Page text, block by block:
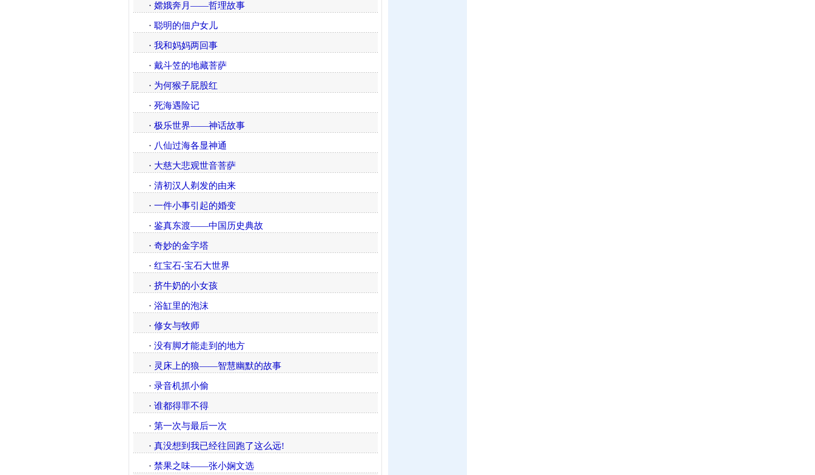
· 嫦娥奔月——哲理故事
· 聪明的佃户女儿
· 我和妈妈两回事
· 戴斗笠的地藏菩萨
· 为何猴子屁股红
· 死海遇险记
· 极乐世界——神话故事
· 八仙过海各显神通
· 大慈大悲观世音菩萨
· 清初汉人剃发的由来
· 一件小事引起的婚变
· 鉴真东渡——中国历史典故
· 奇妙的金字塔
· 红宝石-宝石大世界
· 挤牛奶的小女孩
· 浴缸里的泡沫
· 修女与牧师
· 没有脚才能走到的地方
· 灵床上的狼——智慧幽默的故事
· 录音机抓小偷
· 谁都得罪不得
· 第一次与最后一次
· 真没想到我已经往回跑了这么远!
· 禁果之味——张小娴文选